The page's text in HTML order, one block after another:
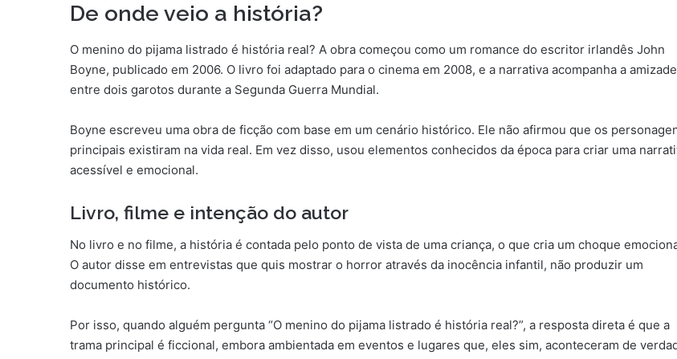
De onde veio a história?
O menino do pijama listrado é história real? A obra começou como um romance do escritor irlandês John
Boyne, publicado em 2006. O livro foi adaptado para o cinema em 2008, e a narrativa acompanha a amizade
entre dois garotos durante a Segunda Guerra Mundial.
Boyne escreveu uma obra de ficção com base em um cenário histórico. Ele não afirmou que os
principais existiram na vida real. Em vez disso, usou elementos conhecidos da época para criar uma
acessível e emocional.
Livro, filme e intenção do autor
No livro e no filme, a história é contada pelo ponto de vista de uma criança, o que cria um choque
O autor disse em entrevistas que quis mostrar o horror através da inocência infantil, não produzir um
documento histórico.
Por isso, quando alguém pergunta “O menino do pijama listrado é história real?”, a resposta direta é que a
trama principal é ficcional, embora ambientada em eventos e lugares que, eles sim, aconteceram de